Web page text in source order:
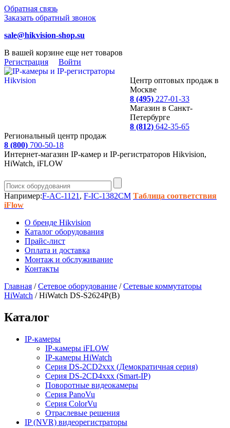
Обратная связь
Заказать обратный звонок
sale@hikvision-shop.su
В вашей корзине еще нет товаров
Регистрация
Войти
Центр оптовых продаж в
Москве
8 (495) 227-01-33
Магазин в Санкт-
Петербурге
8 (812) 642-35-65
Региональный центр продаж
8 (800) 700-50-18
Интернет-магазин IP-камер и IP-регистраторов Hikvision,
HiWatch, iFLOW
Например:F-AC-1121 , F-IC-1382CM Таблица соответствия
iFlow
О бренде Hikvision
Каталог оборудования
Прайс-лист
Оплата и доставка
Монтаж и обслуживание
Контакты
Главная /Сетевое оборудование /Сетевые коммутаторы
HiWatch /HiWatch DS-S2624P(B)
Каталог
IP-камеры
IP-камеры iFLOW
IP-камеры HiWatch
Серия DS-2CD2xxx (Демократичная серия)
Серия DS-2CD4xxx (Smart-IP)
Поворотные видеокамеры
Серия PanoVu
Серия ColorVu
Отраслевые решения
IP (NVR) видеорегистраторы